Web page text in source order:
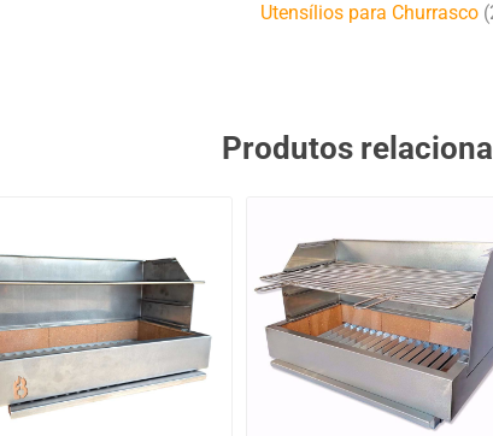
Utensílios para Churrasco
Produtos